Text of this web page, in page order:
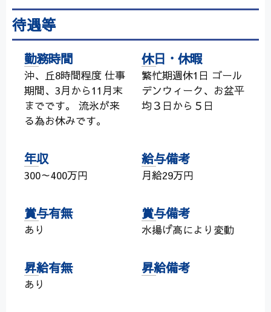
待遇等
勤務時間
沖、丘8時間程度 仕事
期間、3月から11月末
までです。 流氷が来
る為お休みです。
休日・休暇
繁忙期週休1日 ゴール
デンウィーク、お盆平
均３日から５日
年収
300～400万円
給与備考
月給29万円
賞与有無
あり
賞与備考
水揚げ高により変動
昇給有無
あり
昇給備考